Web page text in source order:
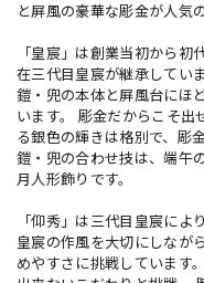
と屏風の豪華な彫金が人気
「皇宸」は創業当初から初
在三代目皇宸が継承してい
鎧・兜の本体と屏風台にほ
います。 彫金だからこそ出
る銀色の輝きは格別で、彫
鎧・兜の合わせ技は、端午
月人形飾りです。
「仰秀」は三代目皇宸によ
皇宸の作風を大切にしなが
めやすさに挑戦しています